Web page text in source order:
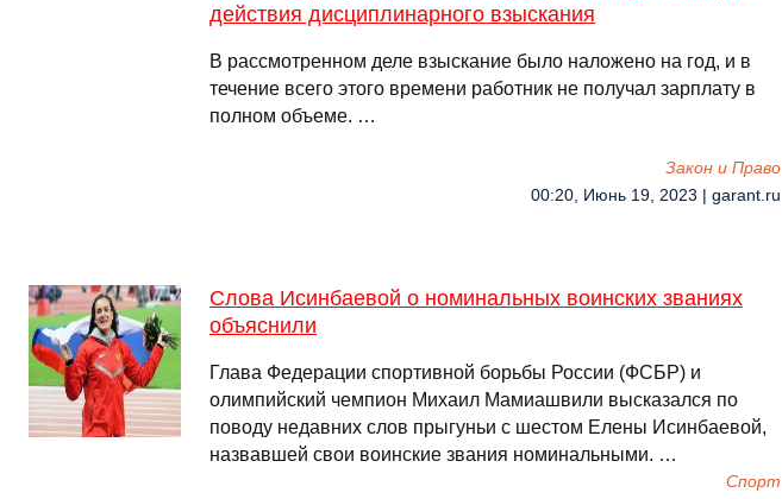
действия дисциплинарного взыскания
В рассмотренном деле взыскание было наложено на год, и в
течение всего этого времени работник не получал зарплату в
полном объеме. …
Закон и Право
00:20, Июнь 19, 2023 | garant.ru
Слова Исинбаевой о номинальных воинских званиях
объяснили
Глава Федерации спортивной борьбы России (ФСБР) и
олимпийский чемпион Михаил Мамиашвили высказался по
поводу недавних слов прыгуньи с шестом Елены Исинбаевой,
назвавшей свои воинские звания номинальными. …
Спорт